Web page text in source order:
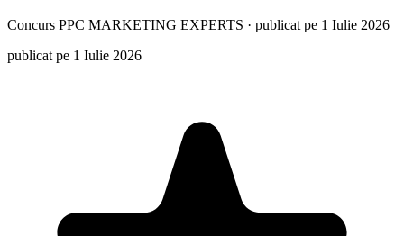
Concurs PPC MARKETING EXPERTS · publicat pe 1 Iulie 2026
publicat pe 1 Iulie 2026